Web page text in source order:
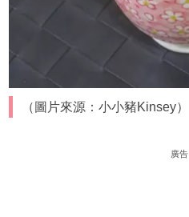
（圖片來源：小小豬Kinsey）
廣告